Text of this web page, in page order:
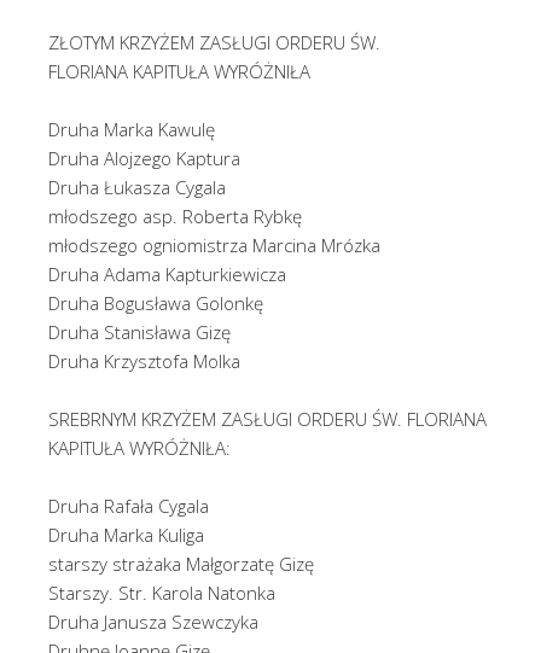
ZŁOTYM KRZYŻEM ZASŁUGI ORDERU ŚW.
FLORIANA KAPITUŁA WYRÓŻNIŁA
Druha Marka Kawulę
Druha Alojzego Kaptura
Druha Łukasza Cygala
młodszego asp. Roberta Rybkę
młodszego ogniomistrza Marcina Mrózka
Druha Adama Kapturkiewicza
Druha Bogusława Golonkę
Druha Stanisława Gizę
Druha Krzysztofa Molka
SREBRNYM KRZYŻEM ZASŁUGI ORDERU ŚW. FLORIANA
KAPITUŁA WYRÓŻNIŁA:
Druha Rafała Cygala
Druha Marka Kuliga
starszy strażaka Małgorzatę Gizę
Starszy. Str. Karola Natonka
Druha Janusza Szewczyka